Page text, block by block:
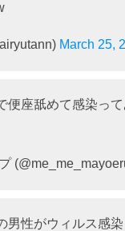
March 25,
便座舐めて感染っ
男性がウィルス感